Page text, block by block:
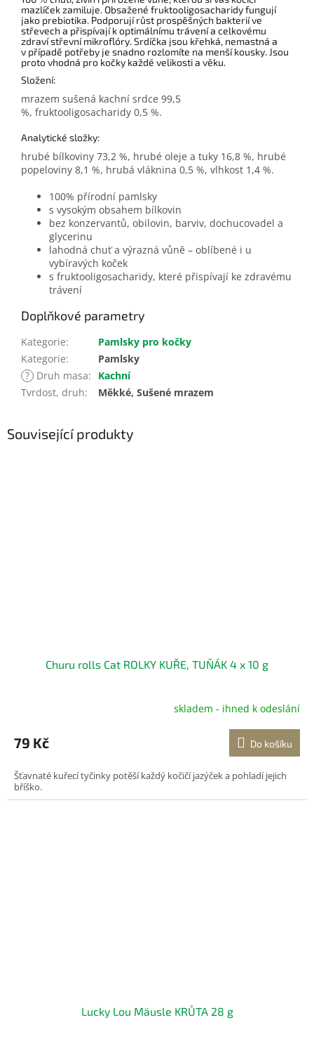
mazlíček zamiluje. Obsažené fruktooligosacharidy fungují
jako prebiotika. Podporují růst prospěšných bakterií ve
střevech a přispívají k optimálnímu trávení a celkovému
zdraví střevní mikroflóry. Srdíčka jsou křehká, nemastná a
v případě potřeby je snadno rozlomíte na menší kousky. Jsou
proto vhodná pro kočky každé velikosti a věku.
Složení:
mrazem sušená kachní srdce 99,5
%, fruktooligosacharidy 0,5 %.
Analytické složky:
hrubé bílkoviny 73,2 %, hrubé oleje a tuky 16,8 %, hrubé
popeloviny 8,1 %, hrubá vláknina 0,5 %, vlhkost 1,4 %.
100% přírodní pamlsky
s vysokým obsahem bílkovin
bez konzervantů, obilovin, barviv, dochucovadel a
glycerinu
lahodná chuť a výrazná vůně – oblíbené i u
vybíravých koček
s fruktooligosacharidy, které přispívají ke zdravému
trávení
Doplňkové parametry
Kategorie:
Pamlsky pro kočky
Kategorie:
Pamlsky
? Druh masa:
Kachní
Tvrdost, druh: Měkké, Sušené mrazem
Související produkty
Churu rolls Cat ROLKY KUŘE, TUŇÁK 4 x 10 g
skladem - ihned k odeslání
79 Kč Do košíku
Šťavnaté kuřecí tyčinky potěší každý kočičí jazýček a pohladí jejich
bříško.
Lucky Lou Mäusle KRŮTA 28 g